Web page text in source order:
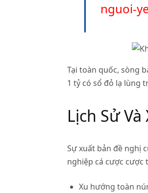
nguoi-
Tại toàn quốc, sòng
1 tỷ có sổ đỏ lạ lùng
Lịch Sử
Sự xuất bản đề nghị
nghiệp cá cược cược
Xu hướng toàn